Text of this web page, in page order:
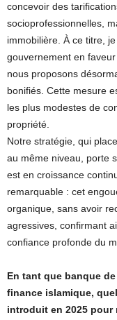
concevoir des
socioprofessionnelles,
immobilière. À ce titre,
gouvernement en
nous proposons
bonifiés. Cette mesure
les plus modestes de
propriété.
Notre stratégie, qui
au même niveau, porte
est en croissance
remarquable : cet
organique, sans avoir
agressives, confirmant
confiance profonde du
En tant que banque
finance islamique,
introduit en 2025